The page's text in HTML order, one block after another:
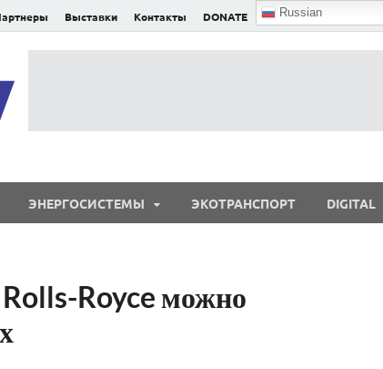
Выставки Контакты DONATE Russian
ЭНЕРГОСИСТЕМЫ ЭКОТРАНСПОРТ DIGITAL
Royce можно